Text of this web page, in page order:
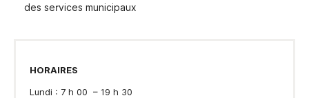
des services municipaux
HORAIRES
Lundi : 7 h 00 – 19 h 30